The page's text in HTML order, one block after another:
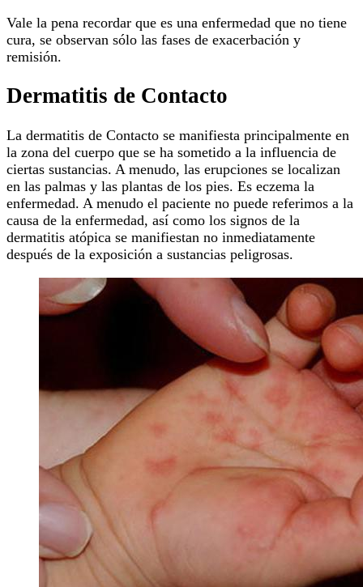
Vale la pena recordar que es una enfermedad que no tiene
cura, se observan sólo las fases de exacerbación y
remisión.
Dermatitis de Contacto
La dermatitis de Contacto se manifiesta principalmente en
la zona del cuerpo que se ha sometido a la influencia de
ciertas sustancias. A menudo, las erupciones se localizan
en las palmas y las plantas de los pies. Es eczema la
enfermedad. A menudo el paciente no puede referimos a la
causa de la enfermedad, así como los signos de la
dermatitis atópica se manifiestan no inmediatamente
después de la exposición a sustancias peligrosas.